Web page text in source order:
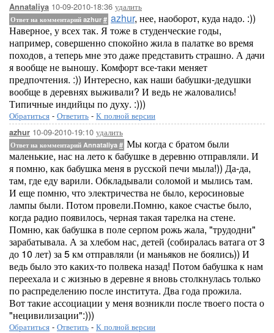
Annataliya 10-09-2010-18:36 удалить
Ответ на комментарий azhur # azhur, нее, наоборот, куда надо. :))
Наверное, у всех так. Я тоже в студенческие годы,
например, совершенно спокойно жила в палатке во время
походов, а теперь мне это даже представить страшно. А дачи
я вообще не выношу. Комфорт все-таки меняет
предпочтения. :)) Интересно, как наши бабушки-дедушки
вообще в деревнях выживали? И ведь не жаловались!
Типичные индийцы по духу. :)))
Обратиться - Ответить - К полной версии
azhur 10-09-2010-19:10 удалить
Ответ на комментарий Annataliya # Мы когда с братом были
маленькие, нас на лето к бабушке в деревню отправляли. И
я помню, как бабушка меня в русской печи мыла!)) Да-да,
там, где еду варили. Обкладывали соломой и мылись там.
И еще помню, что электричества не было, керосиновые
лампы были. Потом провели.Помню, какое счастье было,
когда радио появилось, черная такая тарелка на стене.
Помню, как бабушка в поле серпом рожь жала, "трудодни"
зарабатывала. А за хлебом нас, детей (собиралась ватага от 3
до 10 лет) за 5 км отправляли (и маньяков не боялись)) И
ведь было это каких-то полвека назад! Потом бабушка к нам
переехала и с жизнью в деревне я вновь столкнулась только
по распределению после института. Два года прожила.
Вот такие ассоциации у меня возникли после твоего поста о
"нецивилизации":)))
Обратиться - Ответить - К полной версии